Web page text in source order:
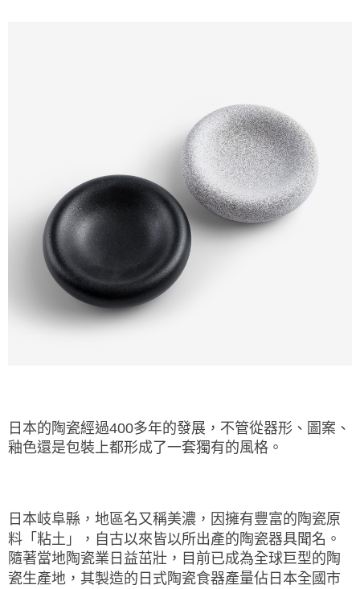
２．關於個人資料處理事宜，請瀏覽以下網址：
３．未成年的使用者請事先徵得法定代理人或監護人之同意方可使用
「AFTEE先享後付」，若未經同意申辦者引起之損失，本公司不負相關責
４．使用「AFTEE先享後付」時，將依據個別帳號之用戶狀況，依本公司即
時審查核予不同之上限額度；若仍有額度不足之情形，本公司將視審查結果
請求用戶進行身份認證。
５．嚴禁一人註冊多個帳號或使用他人資訊註冊。若發現惡意使用之情形，
恩沛科技股份有限公司將有權停止該用戶之使用額度並採取法律行動。
日本的陶瓷經過400多年的發展，不管從器形、圖案、
釉色還是包裝上都形成了一套獨有的風格。
日本岐阜縣，地區名又稱美濃，因擁有豐富的陶瓷原
料「粘土」，自古以來皆以所出產的陶瓷器具聞名。
隨著當地陶瓷業日益茁壯，目前已成為全球巨型的陶
瓷生產地，其製造的日式陶瓷食器產量佔日本全國市